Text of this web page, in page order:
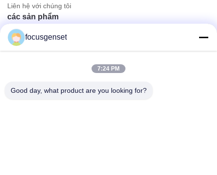
Liên hệ với chúng tôi
các sản phẩm
Bộ phát điện diesel Cummins
Bộ máy phát điện diesel Perkins
Genset dầu diesel công nghiệp
Liên lạc nhanh
focusgenset
7:24 PM
Good day, what product are you looking for?